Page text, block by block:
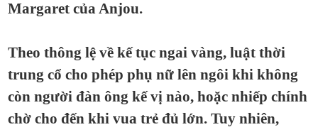
Margaret của Anjou.
Theo thông lệ về kế tục ngai vàng, luật thời
trung cổ cho phép phụ nữ lên ngôi khi không
còn người đàn ông kế vị nào, hoặc nhiếp chính
chờ cho đến khi vua trẻ đủ lớn. Tuy nhiên,